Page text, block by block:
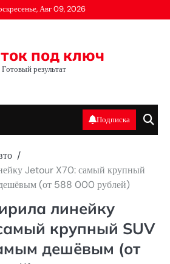
Авг 09, 2026
под ключ
Готовый результат
Подписка
Jetour X70: самый крупный
дешёвым (от 588 000 рублей)
линейку
крупный SUV
дешёвым (от